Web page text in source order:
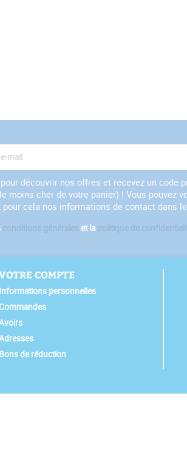
découvrir nos offres et recevez un code
moins cher de votre panier) ! Vous pouvez
pour cela nos informations de contact dans
et la
COMPTE
Informations personnelles
Bons de réduction